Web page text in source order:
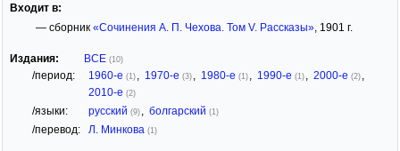
Входит в:
— сборник «Сочинения А. П. Чехова. Том V. Рассказы», 1901 г.
Издания: ВСЕ (10)
/период: 1960-е (1) 1970-е (3) 1980-е (1) 1990-е (1) 2000-е (2)
2010-е (2)
/языки: русский (9) болгарский (1)
/перевод: Л. Минкова (1)